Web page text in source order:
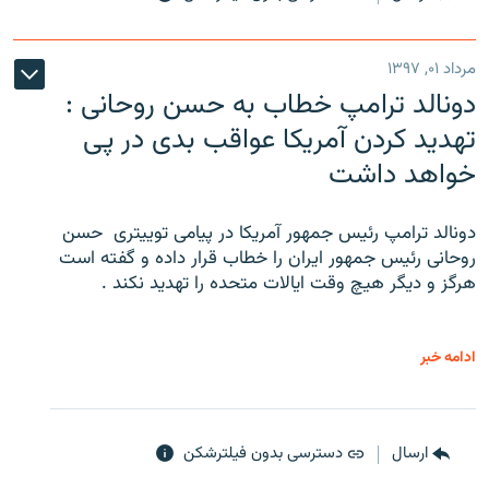
مرداد ۰۱, ۱۳۹۷
دونالد ترامپ خطاب به حسن روحانی :
تهدید کردن آمریکا عواقب بدی در پی
خواهد داشت
دونالد ترامپ رئیس جمهور آمریکا در پیامی توییتری ‌ حسن
روحانی رئیس جمهور ایران را خطاب قرار داده و گفته است
هرگز و دیگر هیچ وقت ایالات متحده را تهدید نکند .
ادامه خبر
ارسال دسترسی بدون فیلترشکن